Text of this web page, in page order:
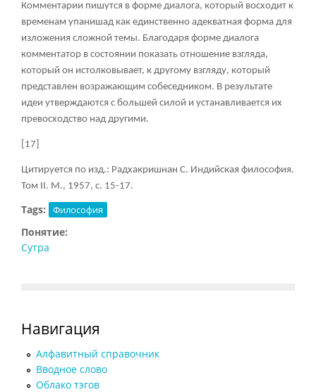
Комментарии пишутся в форме диалога, который восходит к
временам упанишад как единственно адекватная форма для
изложения сложной темы. Благодаря форме диалога
комментатор в состоянии показать отношение взгляда,
который он истолковывает, к другому взгляду, который
представлен возражающим собеседником. В результате
идеи утверждаются с большей силой и устанавливается их
превосходство над другими.
[17]
Цитируется по изд.: Радхакришнан С. Индийская философия.
Том II. М., 1957, с. 15-17.
Tags: Философия
Понятие:
Сутра
Навигация
Алфавитный справочник
Вводное слово
Облако тэгов